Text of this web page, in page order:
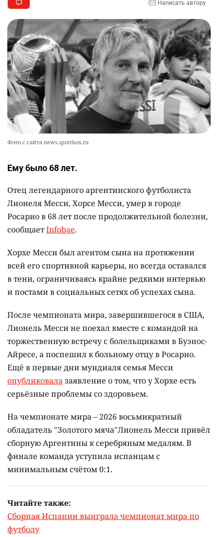
🪱 "Мы думаем, что правим миром, но это не
так". Как дьявольские черви меняют наше
представление о жизни на Земле
2330 0 12
10
💬 Прокуроры подали в суд ходатайство о
смягчении наказания для журналистки
Александры Алёховой
29
Написать автору
Фото с сайта news.sportbox.ru
Ему было 68 лет.
Отец легендарного аргентинского футболиста
Лионеля Месси, Хорсе Месси, умер в городе
Росарио в 68 лет после продолжительной болезни,
сообщаетInfobae.
Хорхе Месси был агентом сына на протяжении
всей его спортивной карьеры, но всегда оставался
в тени, ограничиваясь крайне редкими интервью
и постами в социальных сетях об успехах сына.
После чемпионата мира, завершившегося в США,
Лионель Месси не поехал вместе с командой на
торжественную встречу с болельщиками в Буэнос-
Айресе, а поспешил к больному отцу в Росарио.
Ещё в первые дни мундиаля семья Месси
опубликовалазаявление о том, что у Хорхе есть
серьёзные проблемы со здоровьем.
На чемпионате мира – 2026 восьмикратный
обладатель "Золотого мяча"Лионель Месси привёл
сборную Аргентины к серебряным медалям. В
финале команда уступила испанцам с
минимальным счётом 0:1.
Читайте также:
Сборная Испании выиграла чемпионат мира по
футболу